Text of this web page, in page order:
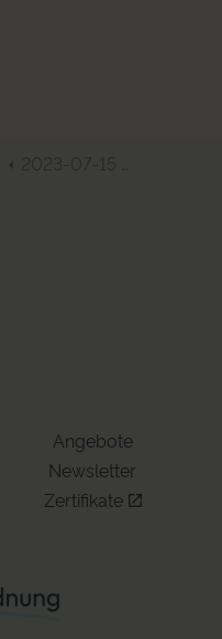
Angebote
Newsletter
Zertifikate